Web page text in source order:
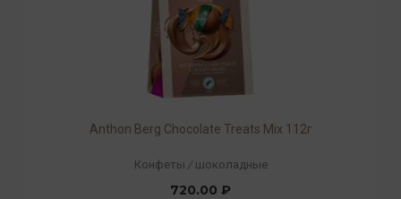
Anthon Berg Chocolate Treats Mix 112г
Конфеты / шоколадные
720.00 ₽